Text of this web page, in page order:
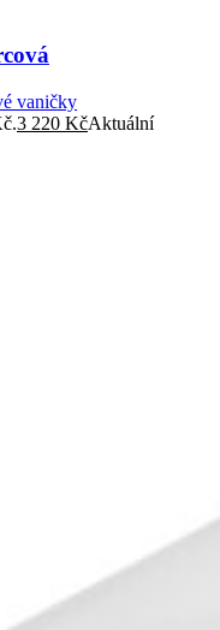
vaničky
3 220 KčAktuální